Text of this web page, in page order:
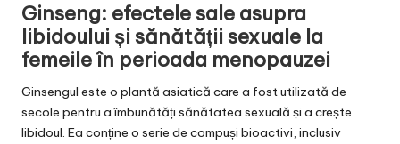
Ginseng: efectele sale asupra
libidoului și sănătății sexuale la
femeile în perioada menopauzei
Ginsengul este o plantă asiatică care a fost utilizată de
secole pentru a îmbunătăți sănătatea sexuală și a crește
libidoul. Ea conține o serie de compuși bioactivi, inclusiv